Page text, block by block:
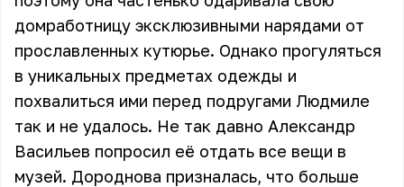
домработницу эксклюзивными нарядами от
прославленных кутюрье. Однако прогуляться
в уникальных предметах одежды и
похвалиться ими перед подругами Людмиле
так и не удалось. Не так давно Александр
Васильев попросил её отдать все вещи в
музей. Дороднова призналась, что больше